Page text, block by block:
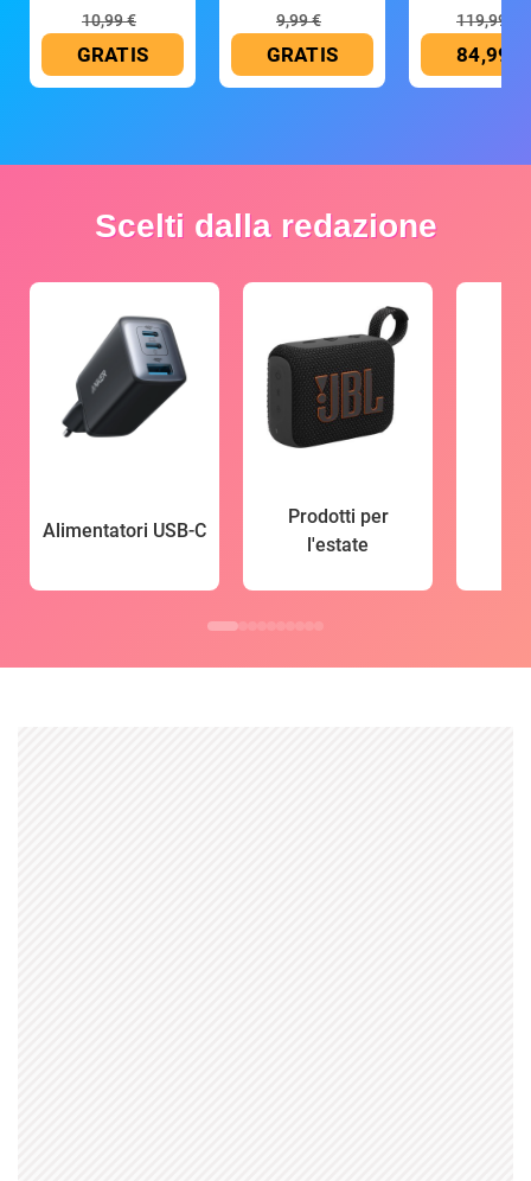
10,99 €
GRATIS
9,99 €
GRATIS
119,99 €
84,99 €
Scelti dalla redazione
Alimentatori USB-C
Prodotti per
l'estate